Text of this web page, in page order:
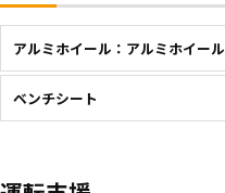
アルミホイール：アルミホイール
ベンチシート